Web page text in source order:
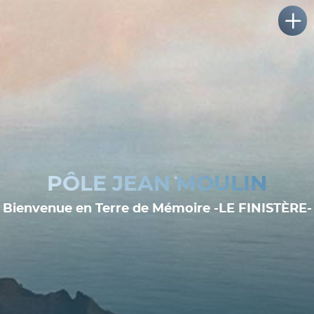
PÔLE JEAN MOULIN
Bienvenue en Terre de Mémoire -LE FINISTÈRE-